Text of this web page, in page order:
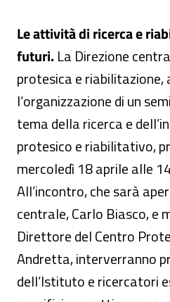
Le attività di ricerca e
futuri. La Direzione
protesica e
l’organizzazione di un
tema della ricerca e
protesico e riabilitativo,
mercoledì 18 aprile alle
All’incontro, che sarà
centrale, Carlo Biasco, e
Direttore del Centro
Andretta, interverranno
dell’Istituto e ricercatori